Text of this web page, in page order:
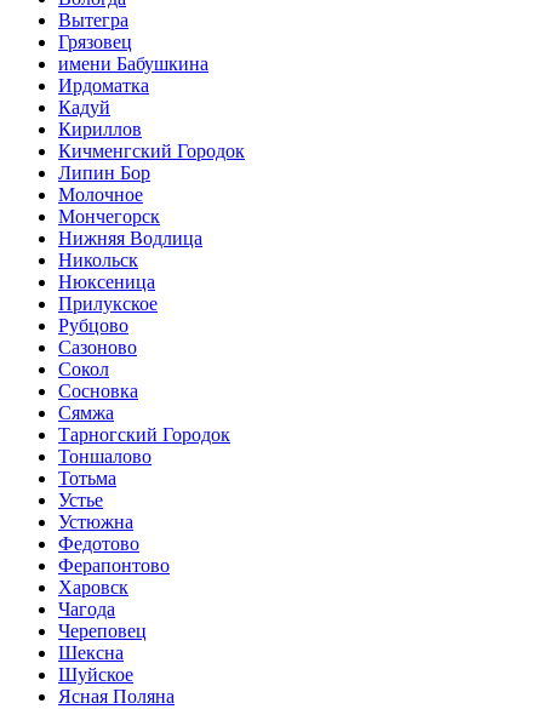
Вытегра
Грязовец
имени Бабушкина
Ирдоматка
Кадуй
Кириллов
Кичменгский Городок
Липин Бор
Молочное
Мончегорск
Нижняя Водлица
Никольск
Нюксеница
Прилукское
Рубцово
Сазоново
Сокол
Сосновка
Сямжа
Тарногский Городок
Тоншалово
Тотьма
Устье
Устюжна
Федотово
Ферапонтово
Харовск
Чагода
Череповец
Шексна
Шуйское
Ясная Поляна